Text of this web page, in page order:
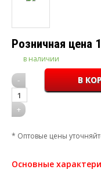
Розничная цена
в наличии
-
1
+
* Оптовые цены
Основные